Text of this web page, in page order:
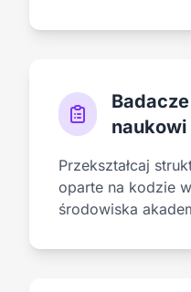
naukowi
Przekształcaj
oparte na kodzie
środowiska